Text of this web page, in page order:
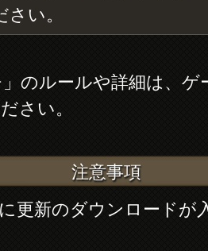
い。
」のルールや詳細は、
さい。
注意事項
更新のダウンロードが